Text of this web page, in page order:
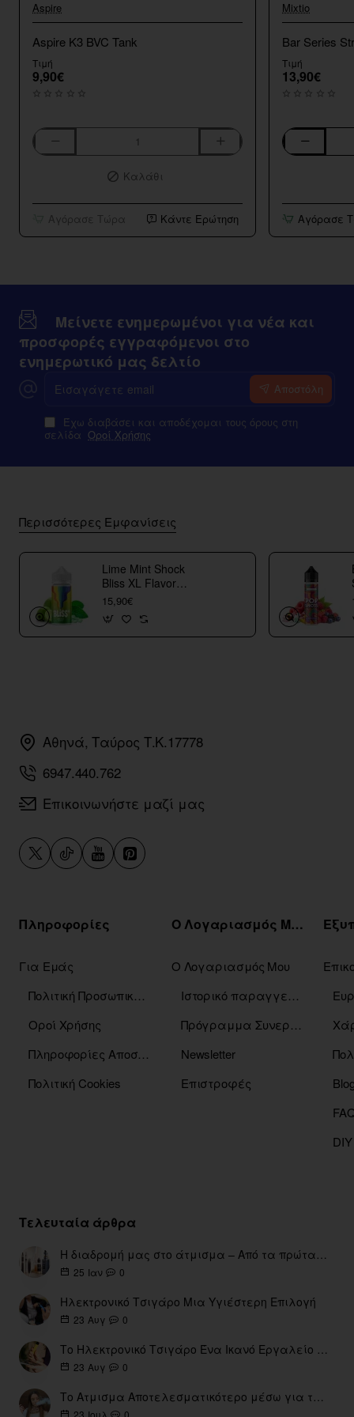
Aspire
Aspire K3 BVC Tank
Τιμή
9,90€
Aspire
Καλάθι
Αγόρασε Τώρα Κάντε Ερώτηση
Mixtio
Bar Series
Τιμή
13,90€
Bar
10ml/120ml
Αγόρασε
Μείνετε ενημερωμένοι για νέα και
προσφορές εγγραφόμενοι στο
ενημερωτικό μας δελτίο
email
Αποστόλη
Έχω διαβάσει και αποδέχομαι τους όρους στη
σελίδα Οροί Χρήσης
Περισσότερες Εμφανίσεις
Lime Mint Shock
Bliss XL Flavor
Shots
15,90€
Αθηνά, Ταύρος Τ.Κ.17778
6947.440.762
Επικοινωνήστε μαζί μας
Πληροφορίες
Για Εμάς
Πολιτική Προσωπικών Δεδομένων
Οροί Χρήσης
Πληροφορίες Αποστόλης
Πολιτική Cookies
Ο Λογαριασμός Μου
Ο Λογαριασμός Μου
Ιστορικό παραγγελιών
Πρόγραμμα Συνεργατών
Newsletter
Επιστροφές
Τελευταία άρθρα
Η διαδρομή μας στο άτμισμα – Από τα πρώτα eGo έως τη σύγχρονη εποχή
25 Ιαν 0
Ηλεκτρονικό Τσιγάρο Μια Υγιέστερη Επιλογή
23 Αυγ 0
Το Ηλεκτρονικό Τσιγάρο Ένα Ικανό Εργαλείο για τη Διακοπή του Καπνίσματος
23 Αυγ 0
Το Ατμισμα Αποτελεσματικότερο μέσω για την διακοπή Καπνίσματος
0